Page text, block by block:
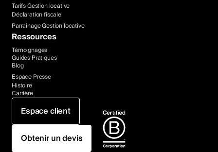
Tarifs Gestion locative
Déclaration fiscale
Parrainage Gestion locative
Ressources
Témoignages
Guides Pratiques
Blog
Espace Presse
Histoire
Carrière
Espace client
Obtenir un devis